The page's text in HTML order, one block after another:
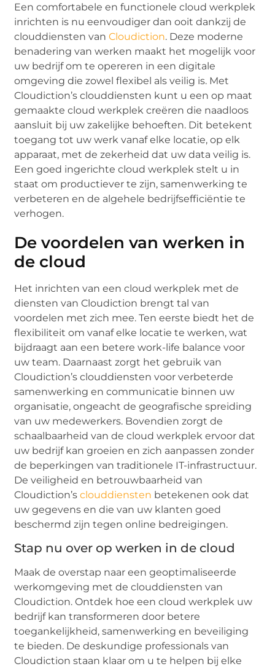
Een comfortabele en functionele cloud werkplek
inrichten is nu eenvoudiger dan ooit dankzij de
clouddiensten vanCloudiction. Deze moderne
benadering van werken maakt het mogelijk voor
uw bedrijf om te opereren in een digitale
omgeving die zowel flexibel als veilig is. Met
Cloudiction’s clouddiensten kunt u een op maat
gemaakte cloud werkplek creëren die naadloos
aansluit bij uw zakelijke behoeften. Dit betekent
toegang tot uw werk vanaf elke locatie, op elk
apparaat, met de zekerheid dat uw data veilig is.
Een goed ingerichte cloud werkplek stelt u in
staat om productiever te zijn, samenwerking te
verbeteren en de algehele bedrijfsefficiëntie te
verhogen.
De voordelen van werken in
de cloud
Het inrichten van een cloud werkplek met de
diensten van Cloudiction brengt tal van
voordelen met zich mee. Ten eerste biedt het de
flexibiliteit om vanaf elke locatie te werken, wat
bijdraagt aan een betere work-life balance voor
uw team. Daarnaast zorgt het gebruik van
Cloudiction’s clouddiensten voor verbeterde
samenwerking en communicatie binnen uw
organisatie, ongeacht de geografische spreiding
van uw medewerkers. Bovendien zorgt de
schaalbaarheid van de cloud werkplek ervoor dat
uw bedrijf kan groeien en zich aanpassen zonder
de beperkingen van traditionele IT-infrastructuur.
De veiligheid en betrouwbaarheid van
Cloudiction’sclouddiensten betekenen ook dat
uw gegevens en die van uw klanten goed
beschermd zijn tegen online bedreigingen.
Stap nu over op werken in de cloud
Maak de overstap naar een geoptimaliseerde
werkomgeving met de clouddiensten van
Cloudiction. Ontdek hoe een cloud werkplek uw
bedrijf kan transformeren door betere
toegankelijkheid, samenwerking en beveiliging
te bieden. De deskundige professionals van
Cloudiction staan klaar om u te helpen bij elke